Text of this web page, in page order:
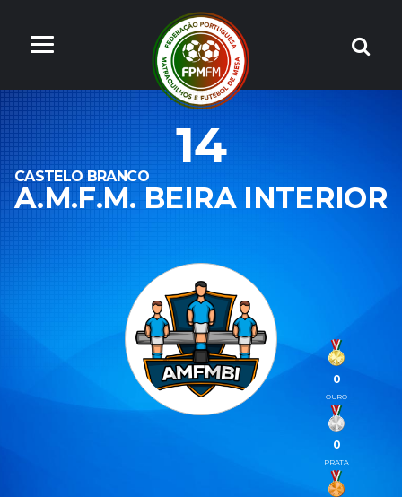
14
CASTELO BRANCO
A.M.F.M. BEIRA INTERIOR
0
OURO
0
PRATA